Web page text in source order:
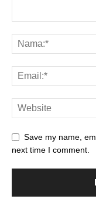
Save my name,
next time I comment.